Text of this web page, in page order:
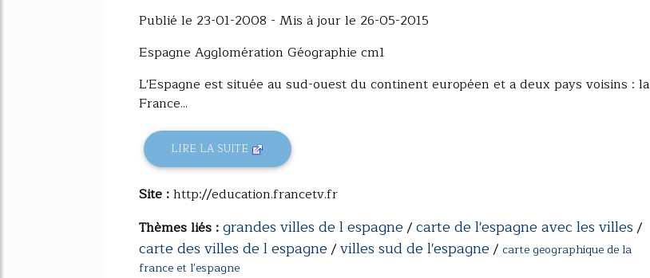
Publié le 23-01-2008 - Mis à jour le 26-05-2015
Espagne Agglomération Géographie cm1
L'Espagne est située au sud-ouest du continent européen et a deux pays voisins : la
France...
LIRE LA SUITE
Site :http://education.francetv.fr
Thèmes liés :grandes villes de l espagne/carte de l'espagne avec les villes/
carte des villes de l espagne/villes sud de l'espagne/ carte geographique de la
france et l'espagne